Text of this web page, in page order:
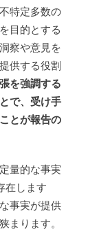
特定多数の
目的とする
察や意見を
供する役割
を強調する
で、受け手
とが報告の
量的な事実
在します
事実が提供
まります。